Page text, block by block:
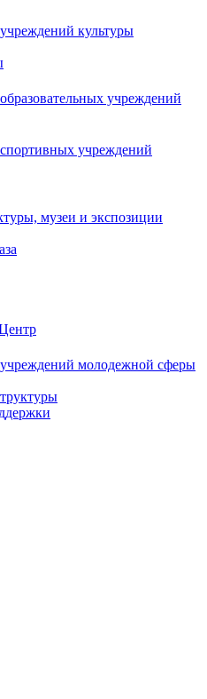
культуры
учреждений
учреждений
музеи и экспозиции
молодежной сферы